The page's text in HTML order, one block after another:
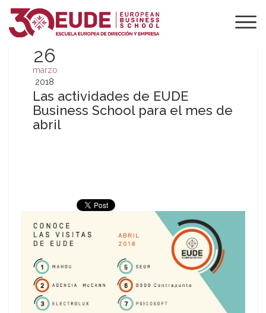
26
marzo
2018
Las actividades de EUDE
Business School para el mes de
abril